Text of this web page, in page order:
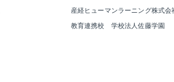
産経ヒューマンラーニング株式会
教育連携校 学校法人佐藤学園